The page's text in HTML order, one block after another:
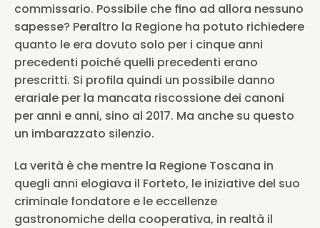
commissario. Possibile che fino ad allora nessuno
sapesse? Peraltro la Regione ha potuto richiedere
quanto le era dovuto solo per i cinque anni
precedenti poiché quelli precedenti erano
prescritti. Si profila quindi un possibile danno
erariale per la mancata riscossione dei canoni
per anni e anni, sino al 2017. Ma anche su questo
un imbarazzato silenzio.
La verità è che mentre la Regione Toscana in
quegli anni elogiava il Forteto, le iniziative del suo
criminale fondatore e le eccellenze
gastronomiche della cooperativa, in realtà il